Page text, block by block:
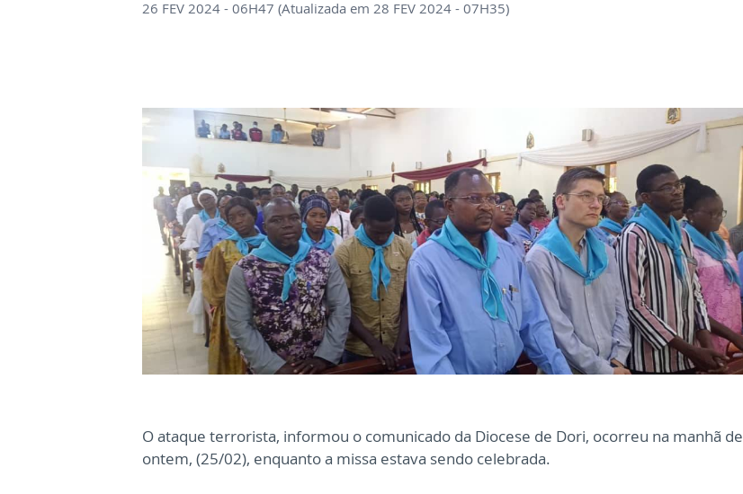
26 FEV 2024 - 06H47 (Atualizada em 28 FEV 2024 - 07H35)
O ataque terrorista, informou o comunicado da Diocese de Dori, ocorreu na manhã de
ontem, (25/02), enquanto a missa estava sendo celebrada.